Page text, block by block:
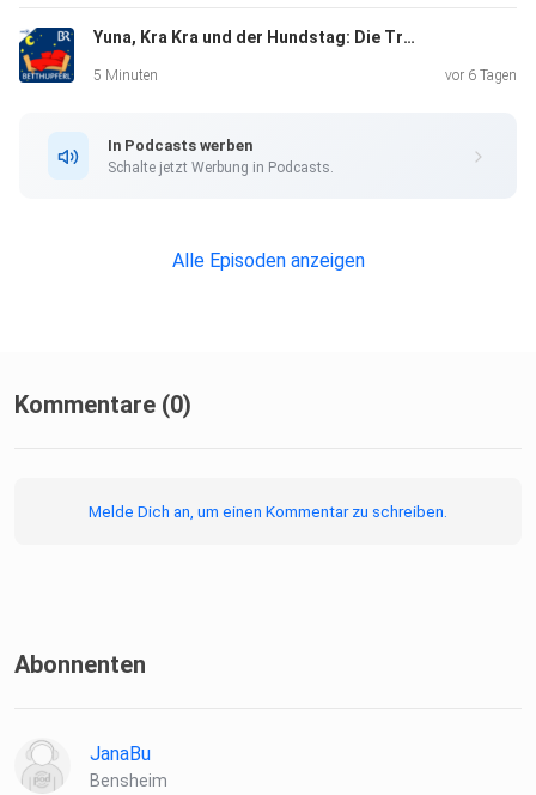
Yuna, Kra Kra und der Hundstag: Die Tropennacht | Eine Gute-Nacht-Geschichte ab 5 Jahren
5 Minuten vor 6 Tagen
In Podcasts werben
Schalte jetzt Werbung in Podcasts.
Alle Episoden anzeigen
Kommentare (0)
Melde Dich an, um einen Kommentar zu schreiben.
Abonnenten
JanaBu
Bensheim